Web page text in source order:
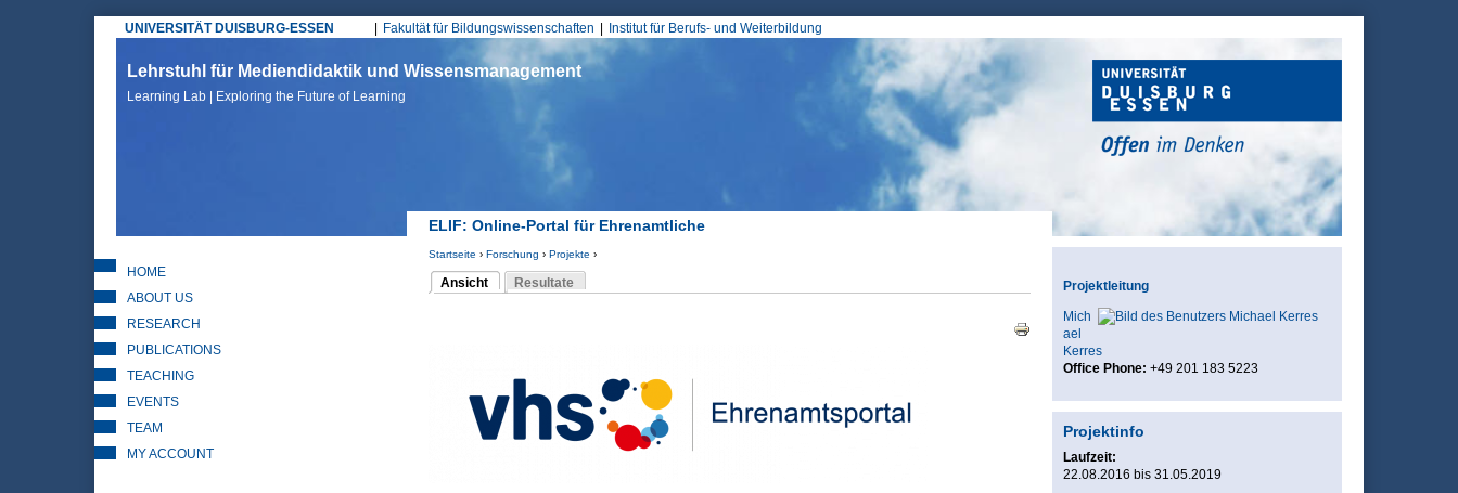
UNIVERSITÄT DUISBURG-ESSEN
Hauptmenü
Fakultät für Bildungswissenschaften Institut für Berufs- und Weiterbildung
Lehrstuhl für Mediendidaktik und Wissensmanagement
Learning Lab | Exploring the Future of Learning
ELIF: Online-Portal für Ehrenamtliche
Sie sind hier
Startseite › Forschung › Projekte ›
Ansicht
(aktiver Reiter)
Resultate
HOME
ABOUT US
RESEARCH
PUBLICATIONS
TEACHING
EVENTS
TEAM
MY ACCOUNT
Projektleitung
Mich
ael
Kerres
Office Phone: +49 201 183 5223
Projektinfo
Laufzeit:
22.08.2016 bis 31.05.2019